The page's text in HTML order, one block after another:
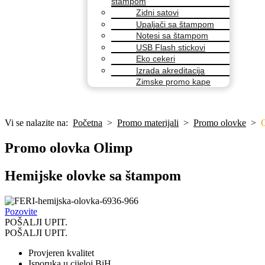
Zidni satovi
Upaljači sa štampom
Notesi sa štampom
USB Flash stickovi
Eko cekeri
Izrada akreditacija
Zimske promo kape
Vi se nalazite na: Početna > Promo materijali > Promo olovke >
Promo olovka Olimp
Hemijske olovke sa štampom
Pozovite
POŠALJI UPIT.
POŠALJI UPIT.
Provjeren kvalitet